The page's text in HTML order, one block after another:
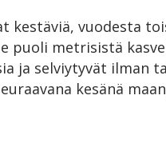
kestäviä, vuodesta
puoli metrisistä
ja selviytyvät ilman
kesänä